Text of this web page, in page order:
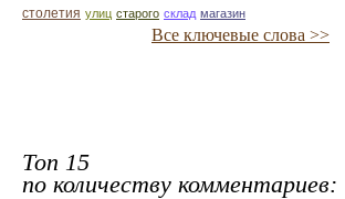
столетия улиц старого склад магазин
Все ключевые слова >>
Топ 15
по количеству комментариев: